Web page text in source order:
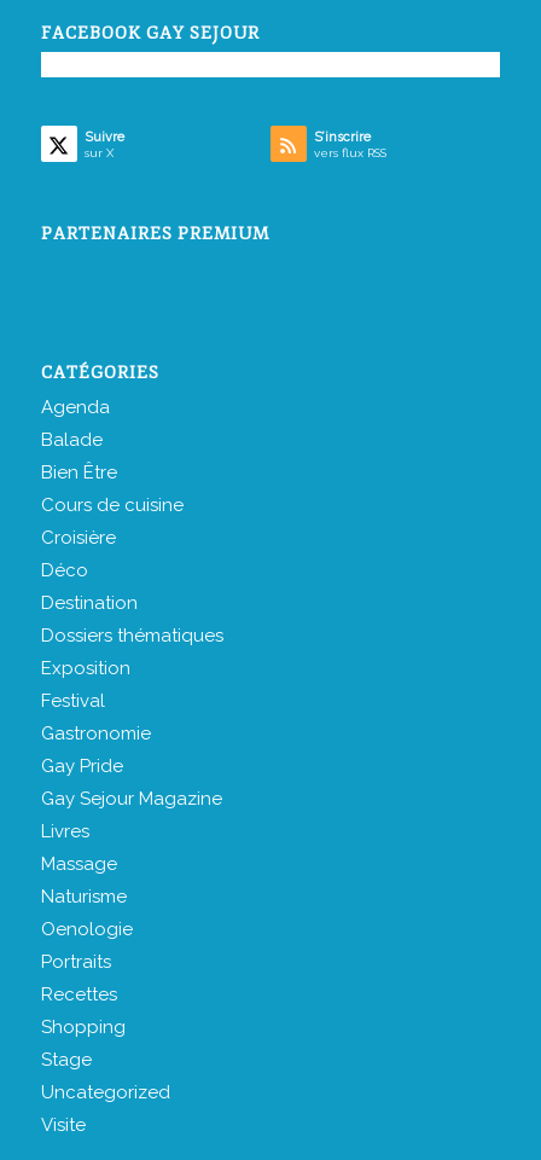
FACEBOOK GAY SEJOUR
Suivre
sur X
S’inscrire
vers flux RSS
PARTENAIRES PREMIUM
CATÉGORIES
Agenda
Balade
Bien Être
Cours de cuisine
Croisière
Déco
Destination
Dossiers thématiques
Exposition
Festival
Gastronomie
Gay Pride
Gay Sejour Magazine
Livres
Massage
Naturisme
Oenologie
Portraits
Recettes
Shopping
Stage
Uncategorized
Visite